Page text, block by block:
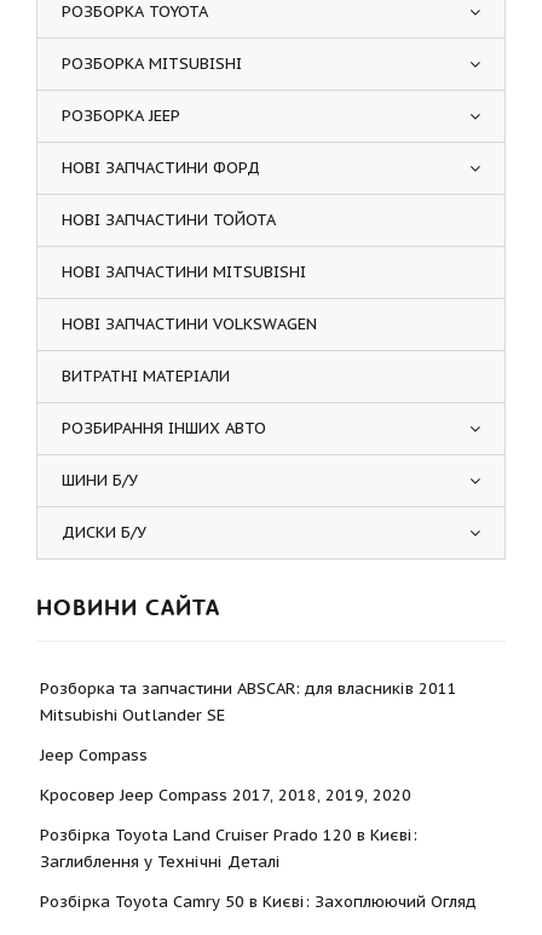
РОЗБОРКА TOYOTA
РОЗБОРКА MITSUBISHI
РОЗБОРКА JEEP
НОВІ ЗАПЧАСТИНИ ФОРД
НОВІ ЗАПЧАСТИНИ ТОЙОТА
НОВІ ЗАПЧАСТИНИ MITSUBISHI
НОВІ ЗАПЧАСТИНИ VOLKSWAGEN
ВИТРАТНІ МАТЕРІАЛИ
РОЗБИРАННЯ ІНШИХ АВТО
ШИНИ Б/У
ДИСКИ Б/У
НОВИНИ САЙТА
Розборка та запчастини ABSCAR: для власників 2011
Mitsubishi Outlander SE
Jeep Compass
Кросовер Jeep Compass 2017, 2018, 2019, 2020
Розбірка Toyota Land Cruiser Prado 120 в Києві:
Заглиблення у Технічні Деталі
Розбірка Toyota Camry 50 в Києві: Захоплюючий Огляд